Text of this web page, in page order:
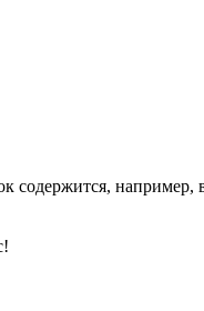
например,